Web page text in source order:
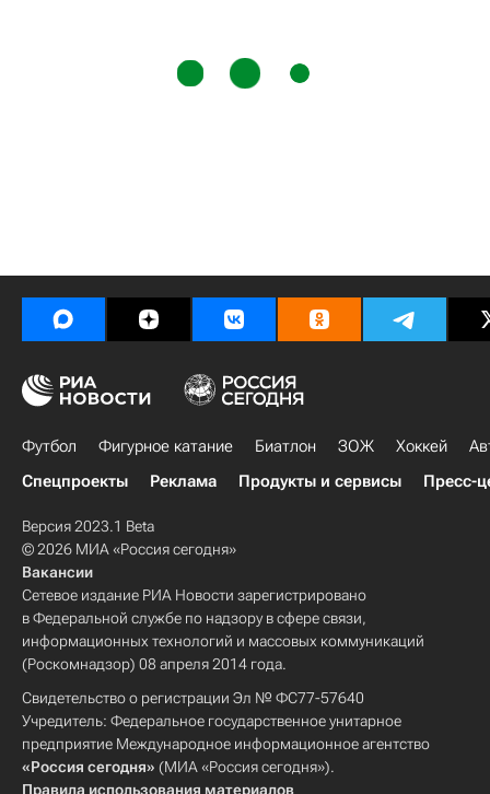
Футбол Фигурное катание Биатлон ЗОЖ Хоккей
Спецпроекты
Реклама Продукты и сервисы Пресс-
Версия 2023.1 Beta
© 2026 МИА «Россия сегодня»
Вакансии
Сетевое издание РИА Новости зарегистрировано
в Федеральной службе по надзору в сфере связи,
информационных технологий и массовых коммуникаций
(Роскомнадзор) 08 апреля 2014 года.
Свидетельство о регистрации Эл № ФС77-57640
Учредитель: Федеральное государственное унитарное
предприятие Международное информационное агентство
«Россия сегодня» (МИА «Россия сегодня»).
Правила использования материалов